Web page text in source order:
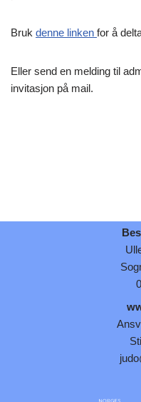
Bruk denne linken for å
Eller send en melding til
invitasjon på mail.